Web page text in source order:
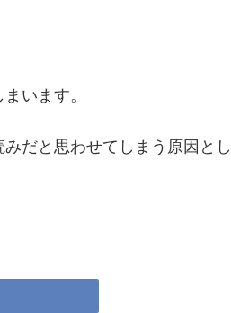
います。
だと思わせてしまう原因と